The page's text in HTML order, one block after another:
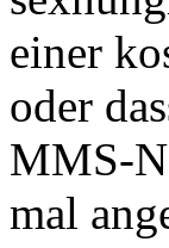
einer
oder
MMS-
mal